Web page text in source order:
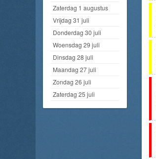
Zaterdag 1 augustus
Vrijdag 31 juli
Donderdag 30 juli
Woensdag 29 juli
Dinsdag 28 juli
Maandag 27 juli
Zondag 26 juli
Zaterdag 25 juli